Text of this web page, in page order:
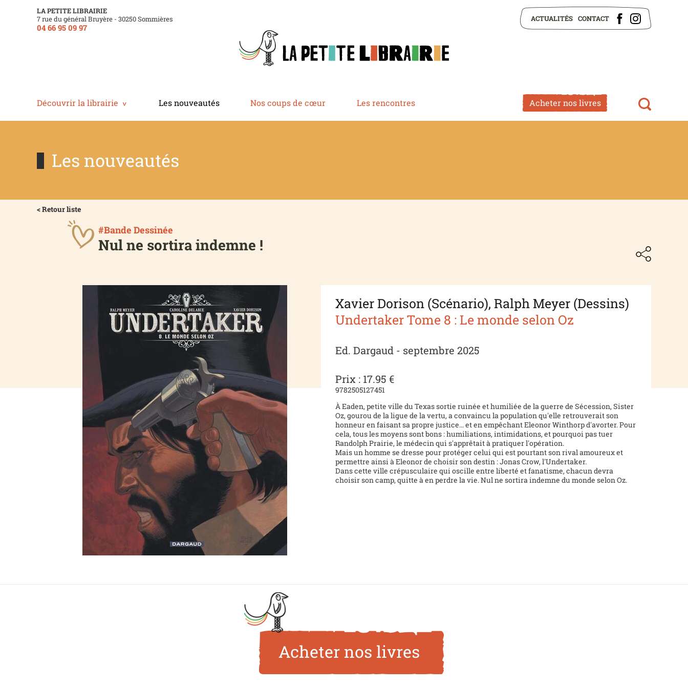
LA PETITE LIBRAIRIE
7 rue du général Bruyère - 30250 Sommières
04 66 95 09 97
ACTUALITÉS CONTACT
Découvrir la librairie Les nouveautés Nos coups de cœur Les rencontres Acheter nos livres
Les nouveautés
< Retour liste
#Bande Dessinée
Nul ne sortira indemne !
Xavier Dorison (Scénario), Ralph Meyer (Dessins)
Undertaker Tome 8 : Le monde selon Oz
Ed. Dargaud - septembre 2025
Prix : 17.95 €
9782505127451
À Eaden, petite ville du Texas sortie ruinée et humiliée de la guerre de Sécession, Sister
Oz, gourou de la ligue de la vertu, a convaincu la population qu'elle retrouverait son
honneur en faisant sa propre justice... et en empêchant Eleonor Winthorp d'avorter. Pour
cela, tous les moyens sont bons : humiliations, intimidations, et pourquoi pas tuer
Randolph Prairie, le médecin qui s'apprêtait à pratiquer l'opération.
Mais un homme se dresse pour protéger celui qui est pourtant son rival amoureux et
permettre ainsi à Eleonor de choisir son destin : Jonas Crow, l'Undertaker.
Dans cette ville crépusculaire qui oscille entre liberté et fanatisme, chacun devra
choisir son camp, quitte à en perdre la vie. Nul ne sortira indemne du monde selon Oz.
Acheter nos livres